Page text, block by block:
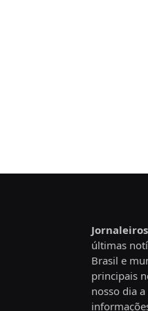
Jornaleiros
últimas
Brasil e
principais
nosso dia